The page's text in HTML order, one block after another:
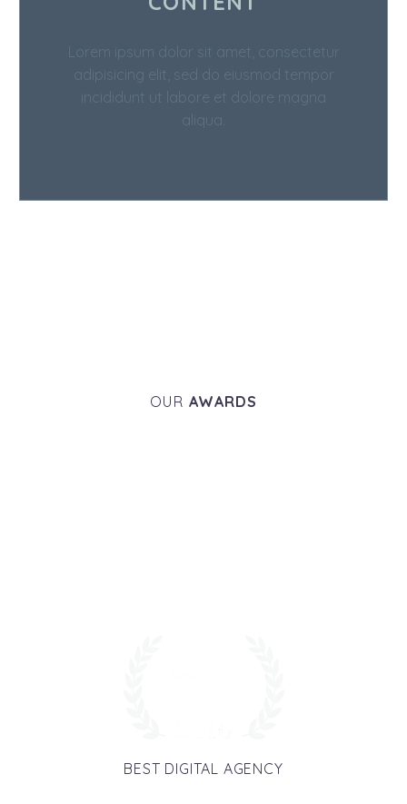
Lorem ipsum dolor sit amet, consectetur
adipisicing elit, sed do eiusmod tempor
incididunt ut labore et dolore magna
aliqua.
OUR AWARDS
BEST DIGITAL AGENCY